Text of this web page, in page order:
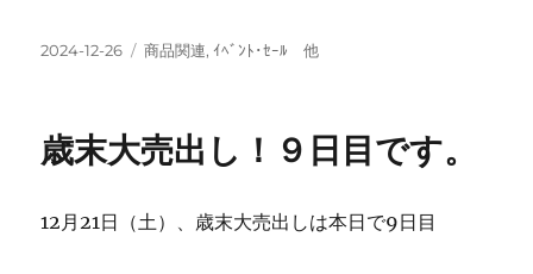
投
2024-12-26
カ
ー
商品関連,ｲﾍﾞﾝﾄ･ｾｰﾙ 他
歳末大売出し！９日目です。
12月21日（土）、歳末大売出しは本日で9日目